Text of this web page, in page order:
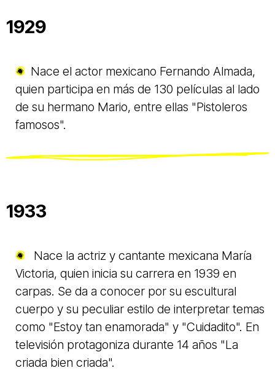
1929
Nace el actor mexicano Fernando Almada,
quien participa en más de 130 películas al lado
de su hermano Mario, entre ellas "Pistoleros
famosos".
1933
Nace la actriz y cantante mexicana María
Victoria, quien inicia su carrera en 1939 en
carpas. Se da a conocer por su escultural
cuerpo y su peculiar estilo de interpretar temas
como "Estoy tan enamorada" y "Cuidadito". En
televisión protagoniza durante 14 años "La
criada bien criada".